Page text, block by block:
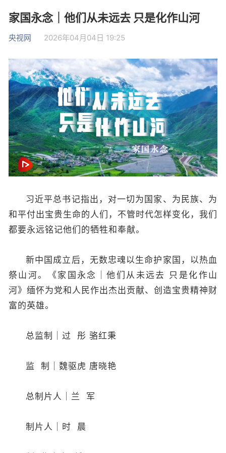
家国永念｜他们从未远去 只是化作山河
央视网 2026年04月04日 19:25
习近平总书记指出，对一切为国家、为民族、为
和平付出宝贵生命的人们，不管时代怎样变化，我们
都要永远铭记他们的牺牲和奉献。
新中国成立后，无数忠魂以生命护家国，以热血
祭山河。《家国永念｜他们从未远去 只是化作山
河》缅怀为党和人民作出杰出贡献、创造宝贵精神财
富的英雄。
总监制｜过 彤 骆红秉
监 制｜魏驱虎 唐晓艳
总制片人｜兰 军
制片人｜时 晨